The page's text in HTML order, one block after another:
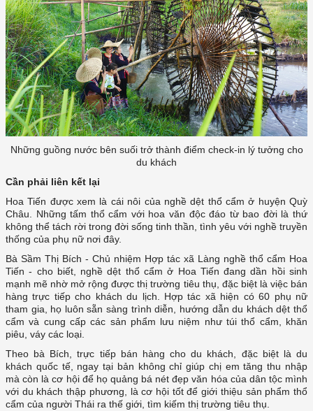
Những guồng nước bên suối trở thành điểm check-in lý tưởng cho
du khách
Cần phải liên kết lại
Hoa Tiến được xem là cái nôi của nghề dệt thổ cẩm ở huyện Quỳ
Châu. Những tấm thổ cẩm với hoa văn độc đáo từ bao đời là thứ
không thể tách rời trong đời sống tinh thần, tình yêu với nghề truyền
thống của phụ nữ nơi đây.
Bà Sầm Thị Bích - Chủ nhiệm Hợp tác xã Làng nghề thổ cẩm Hoa
Tiến - cho biết, nghề dệt thổ cẩm ở Hoa Tiến đang dần hồi sinh
mạnh mẽ nhờ mở rộng được thị trường tiêu thụ, đặc biệt là việc bán
hàng trực tiếp cho khách du lịch. Hợp tác xã hiện có 60 phụ nữ
tham gia, họ luôn sẵn sàng trình diễn, hướng dẫn du khách dệt thổ
cẩm và cung cấp các sản phẩm lưu niệm như túi thổ cẩm, khăn
piêu, váy các loại.
Theo bà Bích, trực tiếp bán hàng cho du khách, đặc biệt là du
khách quốc tế, ngay tại bản không chỉ giúp chị em tăng thu nhập
mà còn là cơ hội để họ quảng bá nét đẹp văn hóa của dân tộc mình
với du khách thập phương, là cơ hội tốt để giới thiệu sản phẩm thổ
cẩm của người Thái ra thế giới, tìm kiếm thị trường tiêu thụ.